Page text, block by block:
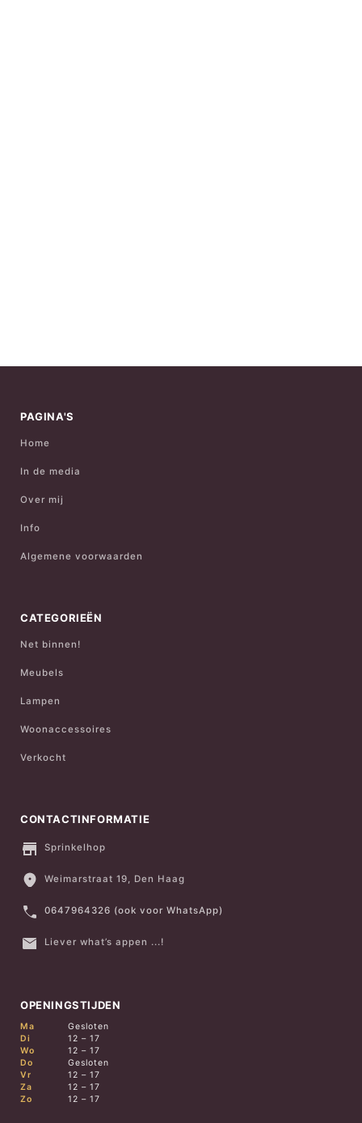
PAGINA'S
Home
In de media
Over mij
Info
Algemene voorwaarden
CATEGORIEËN
Net binnen!
Meubels
Lampen
Woonaccessoires
Verkocht
CONTACTINFORMATIE
Sprinkelhop
Weimarstraat 19, Den Haag
0647964326 (ook voor WhatsApp)
Liever what’s appen ...!
OPENINGSTIJDEN
Ma
Gesloten
Di
12 – 17
Wo
12 – 17
Do
Gesloten
Vr
12 – 17
Za
12 – 17
Zo
12 – 17